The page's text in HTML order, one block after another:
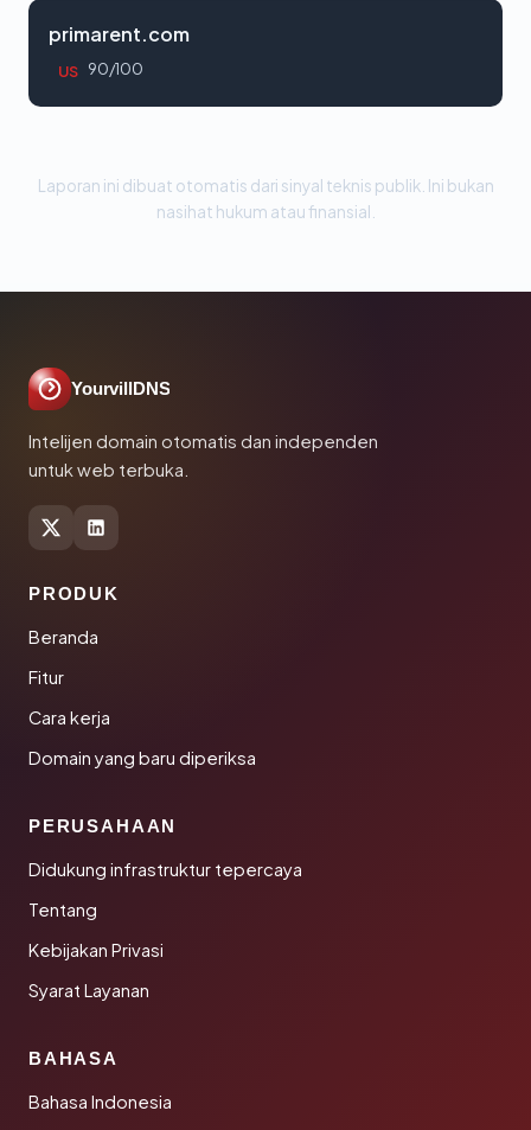
primarent.com
US 90/100
Laporan ini dibuat otomatis dari sinyal teknis publik. Ini bukan
nasihat hukum atau finansial.
YourvillDNS
Intelijen domain otomatis dan independen
untuk web terbuka.
PRODUK
Beranda
Fitur
Cara kerja
Domain yang baru diperiksa
PERUSAHAAN
Didukung infrastruktur tepercaya
Tentang
Kebijakan Privasi
Syarat Layanan
BAHASA
Bahasa Indonesia